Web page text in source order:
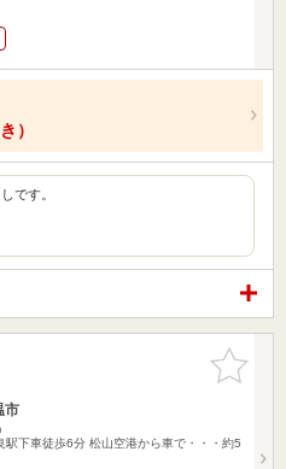
）
です。
お気に入
りに追加
市
駅下車徒歩6分 松山空港から車で・・・約5